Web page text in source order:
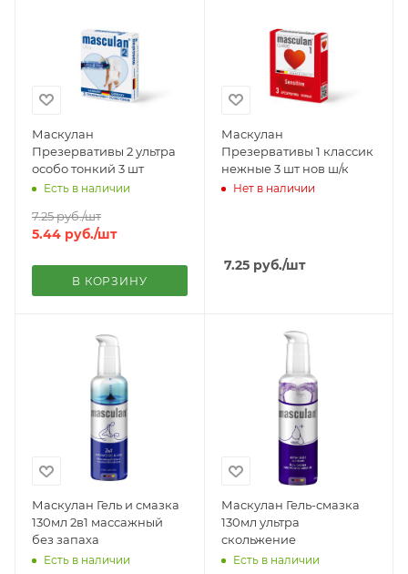
Маскулан
Презервативы 2 ультра
особо тонкий 3 шт
Есть в наличии
7.25руб./шт
5.44 руб./шт
В КОРЗИНУ
Маскулан
Презервативы 1 классик
нежные 3 шт нов ш/к
Нет в наличии
7.25руб./шт
Маскулан Гель и смазка
130мл 2в1 массажный
без запаха
Есть в наличии
Маскулан Гель-смазка
130мл ультра
скольжение
Есть в наличии